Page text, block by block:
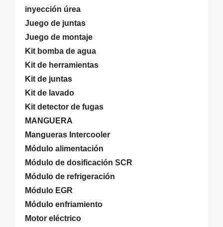
inyección úrea
Juego de juntas
Juego de montaje
Kit bomba de agua
Kit de herramientas
Kit de juntas
Kit de lavado
Kit detector de fugas
MANGUERA
Mangueras Intercooler
Módulo alimentación
Módulo de dosificación SCR
Módulo de refrigeración
Módulo EGR
Módulo enfriamiento
Motor eléctrico